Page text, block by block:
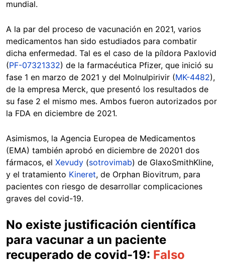
mundial.
A la par del proceso de vacunación en 2021, varios
medicamentos han sido estudiados para combatir
dicha enfermedad. Tal es el caso de la píldora Paxlovid
(PF-07321332) de la farmacéutica Pfizer, que inició su
fase 1 en marzo de 2021 y del Molnulpirivir (MK-4482),
de la empresa Merck, que presentó los resultados de
su fase 2 el mismo mes. Ambos fueron autorizados por
la FDA en diciembre de 2021.
Asimismos, la Agencia Europea de Medicamentos
(EMA) también aprobó en diciembre de 20201 dos
fármacos, el Xevudy (sotrovimab) de GlaxoSmithKline,
y el tratamiento Kineret, de Orphan Biovitrum, para
pacientes con riesgo de desarrollar complicaciones
graves del covid-19.
No existe justificación científica
para vacunar a un paciente
recuperado de covid-19: Falso